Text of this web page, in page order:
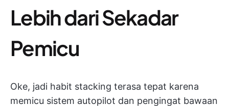
Lebih dari Sekadar
Pemicu
Oke, jadi habit stacking terasa tepat karena
memicu sistem autopilot dan pengingat bawaan